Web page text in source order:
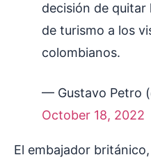
decisión de quitar
de turismo a los
colombianos.
— Gustavo Petro
October 18, 2022
El embajador